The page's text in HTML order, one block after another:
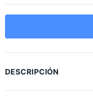
DESCRIPCIÓN